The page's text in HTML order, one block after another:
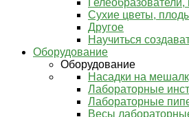
Гелеобразователи,
Сухие цветы,
Другое
Научиться
Оборудование
Оборудование
Насадки на
Лабораторные
Лабораторные
Весы